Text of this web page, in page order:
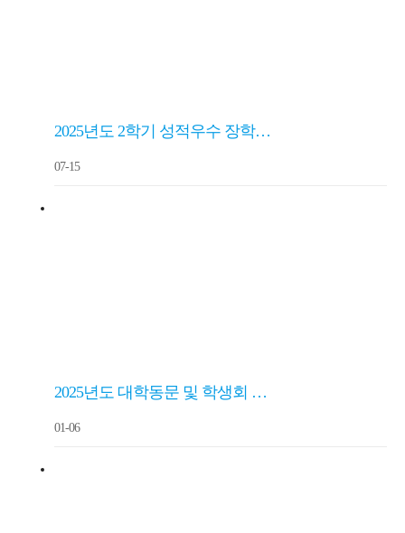
2025년도 2학기 성적우수 장학…
07-15
2025년도 대학동문 및 학생회 …
01-06